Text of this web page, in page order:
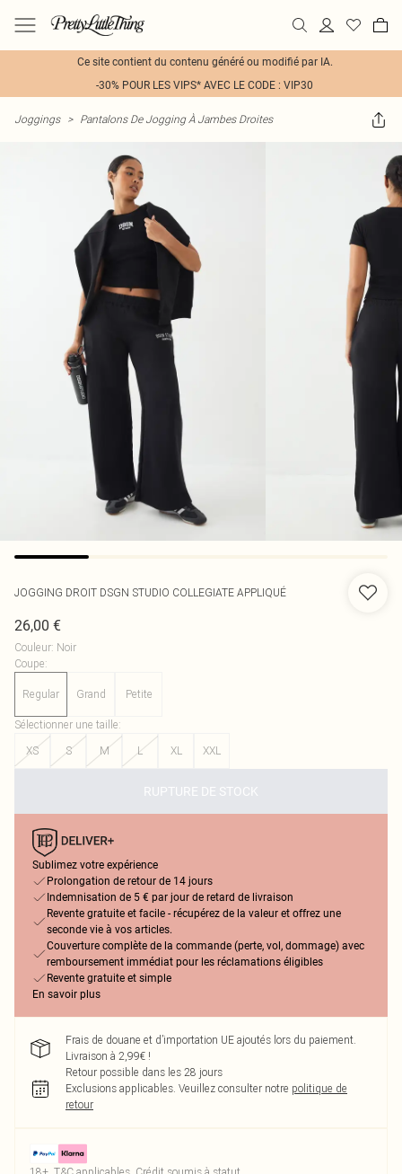
Ce site contient du contenu généré ou modifié par IA.
-30% POUR LES VIPS* AVEC LE CODE : VIP30
Joggings > Pantalons De Jogging À Jambes Droites
JOGGING DROIT DSGN STUDIO COLLEGIATE APPLIQUÉ
26,00 €
Couleur: Noir
Coupe:
Regular Grand Petite
Sélectionner une taille:
XS
S M L XL XXL
RUPTURE DE STOCK
Sublimez votre expérience
Prolongation de retour de 14 jours
Indemnisation de 5 € par jour de retard de livraison
Revente gratuite et facile - récupérez de la valeur et offrez une
seconde vie à vos articles.
Couverture complète de la commande (perte, vol, dommage) avec
remboursement immédiat pour les réclamations éligibles
Revente gratuite et simple
En savoir plus
Frais de douane et d’importation UE ajoutés lors du paiement.
Livraison à 2,99€ !
Retour possible dans les 28 jours
Exclusions applicables. Veuillez consulter notre politique de
retour